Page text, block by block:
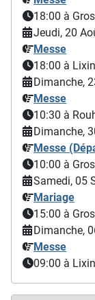
18:00 à
Jeudi, 20
Messe
18:00 à
Dimanche,
Messe
10:30 à
Dimanche,
Messe
10:00 à
Samedi, 05
Mariage
15:00 à
Dimanche,
Messe
09:00 à